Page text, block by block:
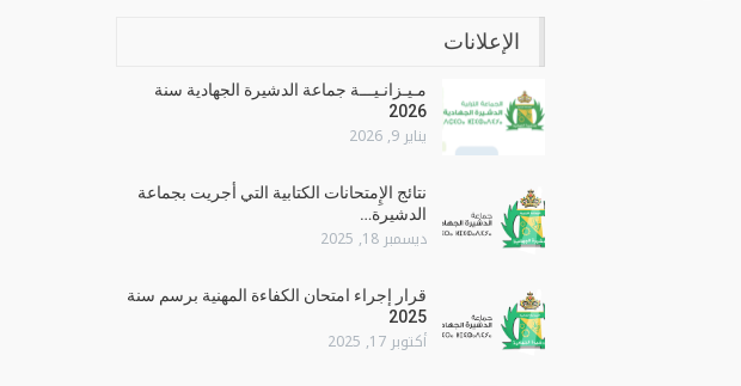
الإعلانات
مـيـزانـيـــة جماعة الدشيرة الجهادية سنة
2026
يناير 9, 2026
نتائج الإِمتحانات الكتابية التي أجريت بجماعة
الدشيرة…
ديسمبر 18, 2025
قرار إجراء امتحان الكفاءة المهنية برسم سنة
2025
أكتوبر 17, 2025